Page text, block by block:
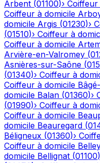
Arbent (01100)› Coiffeur
Coiffeur à domicile
domicile Argis (01230)›
(01510)› Coiffeur à
Coiffeur à domicile
Arvière-en-Valromey (
Asnières-sur-Saône (
(01340)› Coiffeur à
Coiffeur à domicile
domicile Balan (01360)›
(01990)› Coiffeur à
Coiffeur à domicile
domicile Beauregard (
Béligneux (01360)›
Coiffeur à domicile
domicile Bellignat (01100)